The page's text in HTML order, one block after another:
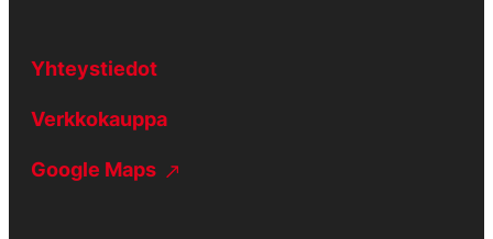
Yhteystiedot
Verkkokauppa
Google Maps